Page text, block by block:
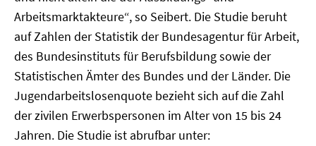
Arbeitsmarktakteure“, so Seibert. Die Studie beruht
auf Zahlen der Statistik der Bundesagentur für Arbeit,
des Bundesinstituts für Berufsbildung sowie der
Statistischen Ämter des Bundes und der Länder. Die
Jugendarbeitslosenquote bezieht sich auf die Zahl
der zivilen Erwerbspersonen im Alter von 15 bis 24
Jahren. Die Studie ist abrufbar unter: